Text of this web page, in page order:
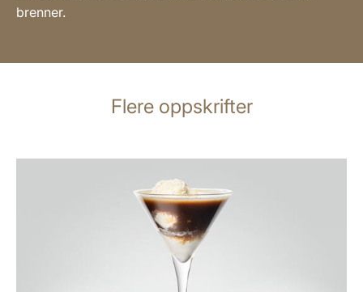
brenner.
Flere oppskrifter